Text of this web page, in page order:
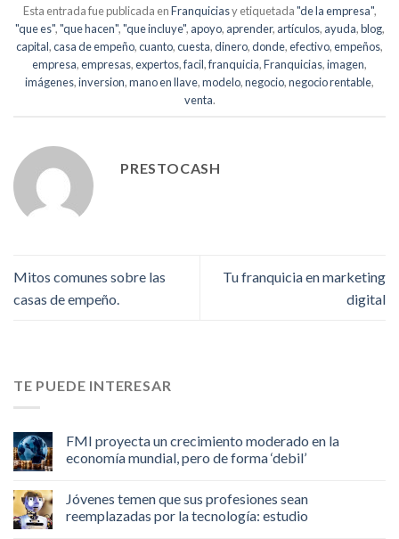
Esta entrada fue publicada enFranquiciasy etiquetada"de la empresa",
"que es","que hacen","que incluye", apoyo, aprender, artículos, ayuda,blog,
capital,casa de empeño,cuanto,cuesta,dinero,donde,efectivo,empeños,
empresa,empresas,expertos,facil,franquicia,Franquicias,imagen,
imágenes,inversion,mano en llave,modelo,negocio,negocio rentable,
venta.
PRESTOCASH
Mitos comunes sobre las
casas de empeño.
Tu franquicia en marketing
digital
TE PUEDE INTERESAR
FMI proyecta un crecimiento moderado en la
economía mundial, pero de forma ‘debil’
Jóvenes temen que sus profesiones sean
reemplazadas por la tecnología: estudio